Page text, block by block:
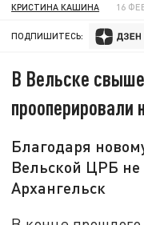
КРИСТИНА КАШИНА 16
ПОДПИШИТЕСЬ:
В Вельске
прооперировали
Благодаря
Вельской ЦРБ не
Архангельск